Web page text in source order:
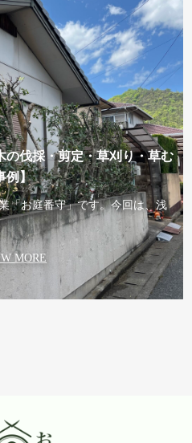
の伐採・剪定・草刈り・草む
例】
「お庭番守」です。今回は、浅
MORE